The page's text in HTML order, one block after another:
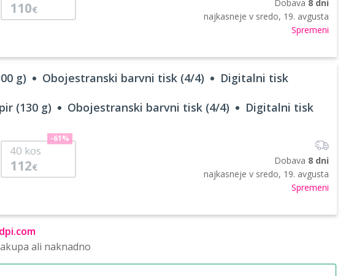
110€
Dobava 8 dni
najkasneje v sredo, 19. avgusta
Spremeni
g) Obojestranski barvni tisk (4/4) Digitalni tisk
(130 g) Obojestranski barvni tisk (4/4) Digitalni tisk
40 kos
112€
-61%
Dobava 8 dni
najkasneje v sredo, 19. avgusta
Spremeni
ali naknadno